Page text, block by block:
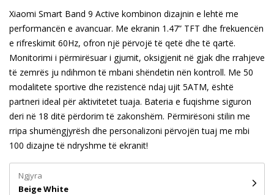
Xiaomi Smart Band 9 Active kombinon dizajnin e lehtë me
performancën e avancuar. Me ekranin 1.47” TFT dhe frekuencën
e rifreskimit 60Hz, ofron një përvojë të qetë dhe të qartë.
Monitorimi i përmirësuar i gjumit, oksigjenit në gjak dhe rrahjeve
të zemrës ju ndihmon të mbani shëndetin nën kontroll. Me 50
modalitete sportive dhe rezistencë ndaj ujit 5ATM, është
partneri ideal për aktivitetet tuaja. Bateria e fuqishme siguron
deri në 18 ditë përdorim të zakonshëm. Përmirësoni stilin me
rripa shumëngjyrësh dhe personalizoni përvojën tuaj me mbi
100 dizajne të ndryshme të ekranit!
Ngjyra
Beige White